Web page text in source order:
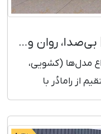
درب اتوماتیک شیشه‌ای آلمان | بی‌صدا، روان و مدرن + قیمت روز
مدل‌ها (کشویی،
از رامادُر با